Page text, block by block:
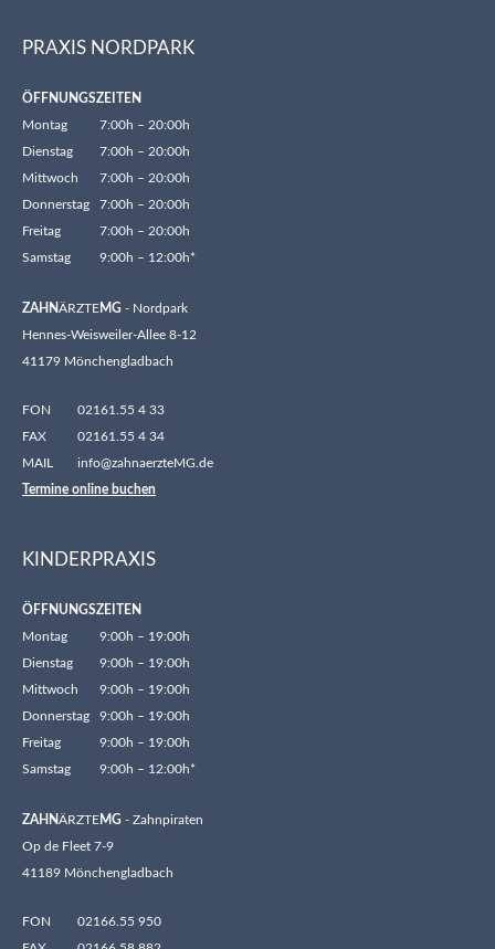
PRAXIS NORDPARK
ÖFFNUNGSZEITEN
Montag
7:00h – 20:00h
Dienstag
7:00h – 20:00h
Mittwoch
7:00h – 20:00h
Donnerstag
7:00h – 20:00h
Freitag
7:00h – 20:00h
Samstag
9:00h – 12:00h*
ZAHNÄRZTEMG - Nordpark
Hennes-Weisweiler-Allee 8-12
41179 Mönchengladbach
FON
02161.55 4 33
FAX
02161.55 4 34
MAIL
info@zahnaerzteMG.de
Termine online buchen
KINDERPRAXIS
ÖFFNUNGSZEITEN
Montag
9:00h – 19:00h
Dienstag
9:00h – 19:00h
Mittwoch
9:00h – 19:00h
Donnerstag
9:00h – 19:00h
Freitag
9:00h – 19:00h
Samstag
9:00h – 12:00h*
ZAHNÄRZTEMG - Zahnpiraten
Op de Fleet 7-9
41189 Mönchengladbach
FON
02166.55 950